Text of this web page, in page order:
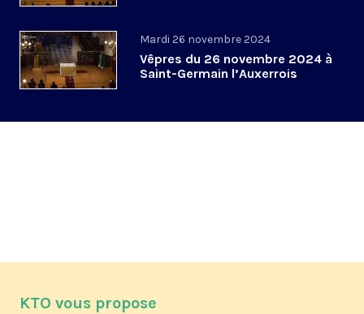
Mardi 26 novembre 2024
Vêpres du 26 novembre 2024 à
Saint-Germain l’Auxerrois
KTO vous propose